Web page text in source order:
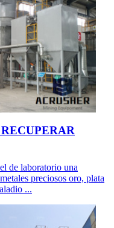
de laboratorio una
preciosos oro, plata
...